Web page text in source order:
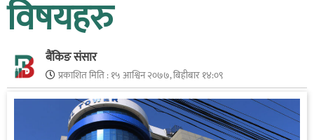
विषयहरु
बैंकिङ संसार
प्रकाशित मिति :१५ आश्विन २०७७, बिहीबार १४:०९